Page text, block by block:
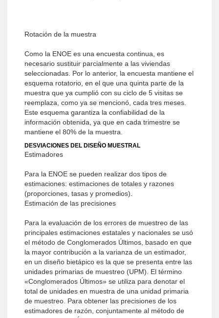
Rotación de la muestra
Como la ENOE es una encuesta continua, es
necesario sustituir parcialmente a las viviendas
seleccionadas. Por lo anterior, la encuesta mantiene el
esquema rotatorio, en el que una quinta parte de la
muestra que ya cumplió con su ciclo de 5 visitas se
reemplaza, como ya se mencionó, cada tres meses.
Este esquema garantiza la confiabilidad de la
información obtenida, ya que en cada trimestre se
mantiene el 80% de la muestra.
DESVIACIONES DEL DISEÑO MUESTRAL
Estimadores
Para la ENOE se pueden realizar dos tipos de
estimaciones: estimaciones de totales y razones
(proporciones, tasas y promedios).
Estimación de las precisiones
Para la evaluación de los errores de muestreo de las
principales estimaciones estatales y nacionales se usó
el método de Conglomerados Últimos, basado en que
la mayor contribución a la varianza de un estimador,
en un diseño bietápico es la que se presenta entre las
unidades primarias de muestreo (UPM). El término
«Conglomerados Últimos» se utiliza para denotar el
total de unidades en muestra de una unidad primaria
de muestreo. Para obtener las precisiones de los
estimadores de razón, conjuntamente al método de